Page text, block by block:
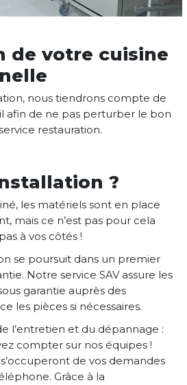
de votre cuisine
nous tiendrons compte de
afin de ne pas perturber le bon
restauration.
?
les matériels sont en place
mais ce n’est pas pour cela
à vos côtés !
se poursuit dans un premier
Notre service SAV assure les
garantie auprès des
les pièces si nécessaires.
l’entretien et du dépannage :
compter sur nos équipes !
de vos demandes
Grâce à la